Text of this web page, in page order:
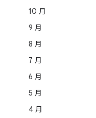
10 月
9 月
8 月
7 月
6 月
5 月
4 月